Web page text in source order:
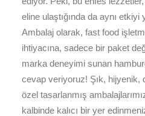
eline ulaştığında da aynı
Ambalaj olarak, fast food
ihtiyacına, sadece bir paket
marka deneyimi sunan
cevap veriyoruz! Şık, hijyenik,
özel tasarlanmış
kalbinde kalıcı bir yer